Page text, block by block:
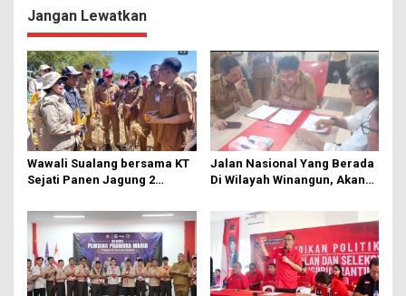
g
a
s
i
p
o
s
Jangan Lewatkan
Wawali Sualang bersama KT
Sejati Panen Jagung 2
Jalan Nasional Yang Berada
Di Wilayah Winangun, Akan